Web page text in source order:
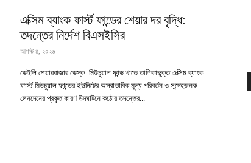
এক্সিম ব্যাংক ফার্স্ট ফান্ডের শেয়ার দর বৃদ্ধি:
তদন্তের নির্দেশ বিএসইসির
আগস্ট ৪, ২০২৬
ডেইলি শেয়ারবাজার ডেস্ক: মিউচুয়াল ফান্ড খাতে তালিকাভুক্ত এক্সিম ব্যাংক
ফার্স্ট মিউচুয়াল ফান্ডের ইউনিটের অস্বাভাবিক মূল্য পরিবর্তন ও সন্দেহজনক
লেনদেনের প্রকৃত কারণ উদঘাটনে কঠোর তদন্তের...